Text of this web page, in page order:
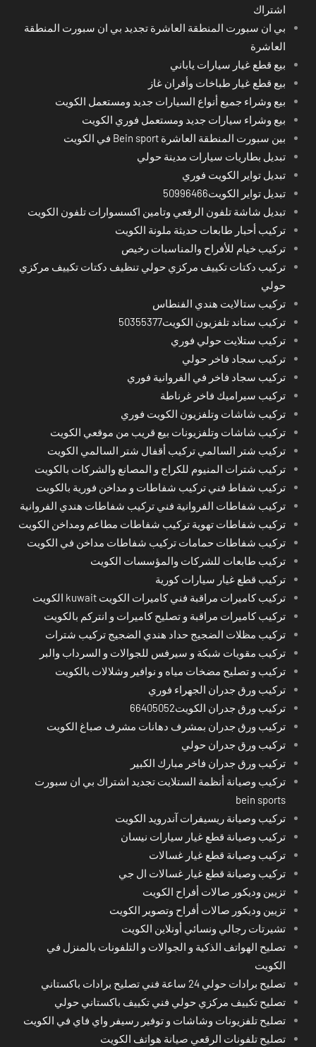
اشتراك
بي ان سبورت المنطقة العاشرة تجديد بي ان سبورت المنطقة
العاشرة
بيع قطع غيار سيارات ياباني
بيع قطع غيار طباخات وأفران غاز
بيع وشراء جميع أنواع السيارات جديد ومستعمل الكويت
بيع وشراء سيارات جديد ومستعمل فوري الكويت
بين سبورت المنطقة العاشرة Bein sport في الكويت
تبديل بطاريات سيارات مدينة حولي
تبديل تواير الكويت فوري
تبديل تواير الكويت50996466
تبديل شاشة تلفون الرقعي وتامين اكسسوارات تلفون الكويت
تركيب أحبار طابعات حديثة ملونة الكويت
تركيب خيام للأفراح والمناسبات رخيص
تركيب دكتات تكييف مركزي حولي تنظيف دكتات تكييف مركزي
حولي
تركيب ستالايت هندي الفنطاس
تركيب ستاند تلفزيون الكويت50355377
تركيب ستلايت حولي فوري
تركيب سجاد فاخر حولي
تركيب سجاد فاخر في الفروانية فوري
تركيب سيراميك فاخر غرناطة
تركيب شاشات وتلفزيون الكويت فوري
تركيب شاشات وتلفزيونات بيع قريب من موقعي الكويت
تركيب شتر السالمي تركيب أقفال شتر السالمي الكويت
تركيب شترات المنيوم للكراج و المصانع والشركات بالكويت
تركيب شفاط فني تركيب شفاطات و مداخن فورية بالكويت
تركيب شفاطات الفروانية فني تركيب شفاطات هندي الفروانية
تركيب شفاطات تهوية تركيب شفاطات مطاعم ومداخن الكويت
تركيب شفاطات حمامات تركيب شفاطات مداخن في الكويت
تركيب طابعات للشركات والمؤسسات الكويت
تركيب قطع غيار سيارات كورية
تركيب كاميرات مراقبة فني كاميرات الكويت kuwait الكويت
تركيب كاميرات مراقبة و تصليح كاميرات و انتركم بالكويت
تركيب مظلات الضجيج حداد هندي الضجيج تركيب شترات
تركيب مقويات شبكة و سيرفس للجوالات و السرداب والبر
تركيب و تصليح مضخات مياه و نوافير وشلالات بالكويت
تركيب ورق جدران الجهراء فوري
تركيب ورق جدران الكويت66405052
تركيب ورق جدران بمشرف دهانات مشرف صباغ الكويت
تركيب ورق جدران حولي
تركيب ورق جدران فاخر مبارك الكبير
تركيب وصيانة أنظمة الستلايت تجديد اشتراك بي ان سبورت
bein sports
تركيب وصيانة ريسيفرات آندرويد الكويت
تركيب وصيانة قطع غيار سيارات نيسان
تركيب وصيانة قطع غيار غسالات
تركيب وصيانة قطع غيار غسالات ال جي
تزيين وديكور صالات أفراح الكويت
تزيين وديكور صالات أفراح وتصوير الكويت
تشيرتات رجالي ونسائي أونلاين الكويت
تصليح الهواتف الذكية و الجوالات و التلفونات بالمنزل في
الكويت
تصليح برادات حولي 24 ساعة فني تصليح برادات باكستاني
تصليح تكييف مركزي حولي فني تكييف باكستاني حولي
تصليح تلفزيونات وشاشات و توفير رسيفر واي فاي في الكويت
تصليح تلفونات الرقعي صيانة هواتف الكويت